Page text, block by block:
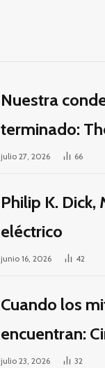
Nuestra
terminado:
la guerra por
julio 27, 2026 66
Philip K. Dick,
eléctrico
junio 16, 2026 42
Cuando los
encuentran:
éticos para
julio 23, 2026 32